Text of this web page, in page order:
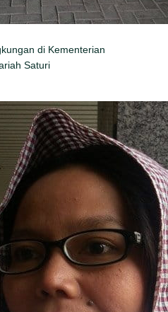
di Kementerian
Saturi